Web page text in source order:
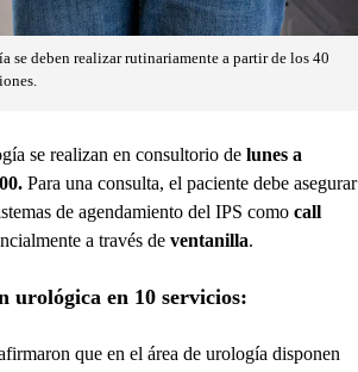
se deben realizar rutinariamente a partir de los 40
se realizan en consultorio de lunes a
Para una consulta, el paciente debe asegurar
de agendamiento del IPS como call
a través de ventanilla.
urológica en 10 servicios:
que en el área de urología disponen